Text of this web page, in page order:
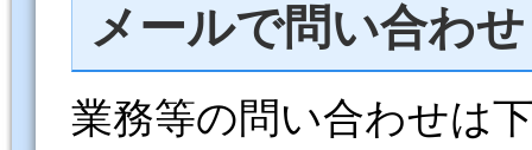
メールで問い合わせ
業務等の問い合わせは